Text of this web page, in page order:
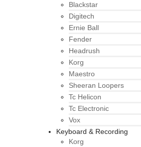
Blackstar
Digitech
Ernie Ball
Fender
Headrush
Korg
Maestro
Sheeran Loopers
Tc Helicon
Tc Electronic
Vox
Keyboard & Recording
Korg